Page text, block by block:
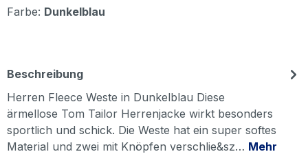
Farbe: Dunkelblau
Beschreibung
Herren Fleece Weste in Dunkelblau Diese
ärmellose Tom Tailor Herrenjacke wirkt besonders
sportlich und schick. Die Weste hat ein super softes
Material und zwei mit Knöpfen verschlie&sz… Mehr